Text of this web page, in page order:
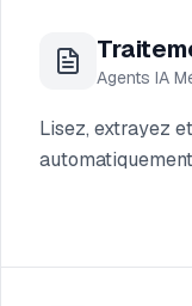
Agents IA
Lisez, extrayez